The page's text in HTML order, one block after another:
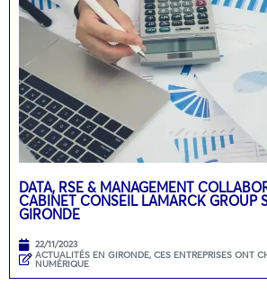
DATA, RSE & MANAGEMENT
CABINET CONSEIL LAMARCK GROUP
GIRONDE
22/11/2023
ACTUALITÉS EN GIRONDE, CES ENTREPRISES ONT
NUMÉRIQUE